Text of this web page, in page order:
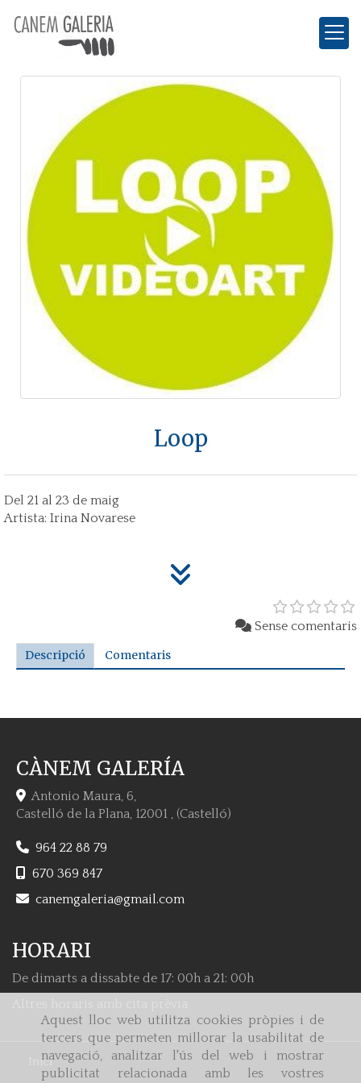
Aquest lloc web utilitza cookies pròpies i de
tercers que permeten millorar la usabilitat de
navegació, analitzar l'ús del web i mostrar
publicitat relacionada amb les vostres
Loop
Del 21 al 23 de maig
Artista: Irina Novarese
Sense comentaris
Descripció Comentaris
CÀNEM GALERÍA
Antonio Maura, 6,
Castelló de la Plana 12001 (Castelló)
964 22 88 79
670 369 847
canemgaleria
gmail.com
HORARI
De dimarts a dissabte de 17: 00h a 21: 00h
Inici